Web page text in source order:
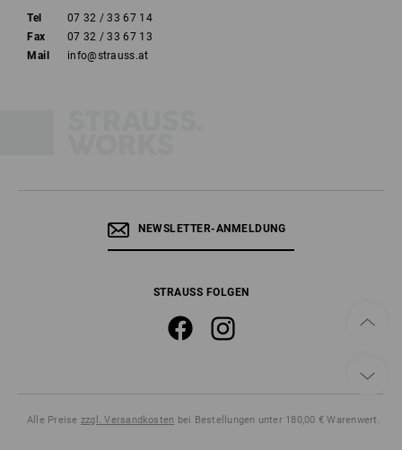
Tel
07 32 / 33 67 14
Fax
07 32 / 33 67 13
Mail
info@strauss.at
NEWSLETTER-ANMELDUNG
STRAUSS FOLGEN
Alle Preise zzgl. Versandkosten bei Bestellungen unter 180,00 € Warenwert.